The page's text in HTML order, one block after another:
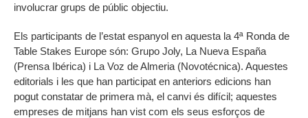
involucrar grups de públic objectiu.
Els participants de l’estat espanyol en aquesta la 4ª Ronda de
Table Stakes Europe són: Grupo Joly, La Nueva España
(Prensa Ibérica) i La Voz de Almeria (Novotécnica). Aquestes
editorials i les que han participat en anteriors edicions han
pogut constatar de primera mà, el canvi és difícil; aquestes
empreses de mitjans han vist com els seus esforços de